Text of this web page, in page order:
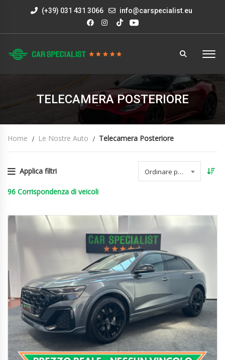
(+39) 031 431 3066 info@carspecialist.eu
TELECAMERA POSTERIORE
Home Le Nostre Auto Telecamera Posteriore
Applica filtri Ordinare per data
96 Corrispondenza di veicoli